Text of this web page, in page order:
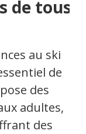
de tous
au ski
de
des
adultes,
des